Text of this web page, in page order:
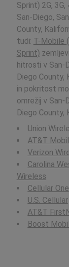
Sprint) 2G, 3G,
San-Diego,
County,
tudi: T-Mobile
Sprint)
hitrosti v San-
Diego County,
in pokritost
omrežij v San-
Diego County,
Union
AT&T
Verizon
Carolina
Wireless
Cellular One
U.S. Cellular
AT&T
Boost